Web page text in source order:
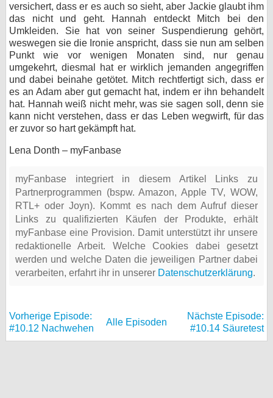
versichert, dass er es auch so sieht, aber Jackie glaubt ihm
das nicht und geht. Hannah entdeckt Mitch bei den
Umkleiden. Sie hat von seiner Suspendierung gehört,
weswegen sie die Ironie anspricht, dass sie nun am selben
Punkt wie vor wenigen Monaten sind, nur genau
umgekehrt, diesmal hat er wirklich jemanden angegriffen
und dabei beinahe getötet. Mitch rechtfertigt sich, dass er
es an Adam aber gut gemacht hat, indem er ihn behandelt
hat. Hannah weiß nicht mehr, was sie sagen soll, denn sie
kann nicht verstehen, dass er das Leben wegwirft, für das
er zuvor so hart gekämpft hat.
Lena Donth – myFanbase
myFanbase integriert in diesem Artikel Links zu
Partnerprogrammen (bspw. Amazon, Apple TV, WOW,
RTL+ oder Joyn). Kommt es nach dem Aufruf dieser
Links zu qualifizierten Käufen der Produkte, erhält
myFanbase eine Provision. Damit unterstützt ihr unsere
redaktionelle Arbeit. Welche Cookies dabei gesetzt
werden und welche Daten die jeweiligen Partner dabei
verarbeiten, erfahrt ihr in unserer Datenschutzerklärung.
Vorherige Episode:
#10.12 Nachwehen
Alle Episoden
Nächste Episode:
#10.14 Säuretest